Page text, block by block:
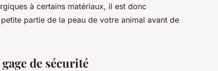
à certains matériaux, il est donc
partie de la peau de votre animal avant de
de sécurité